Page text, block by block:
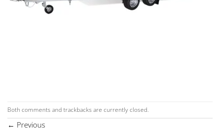
Both comments and trackbacks are currently closed.
← Previous